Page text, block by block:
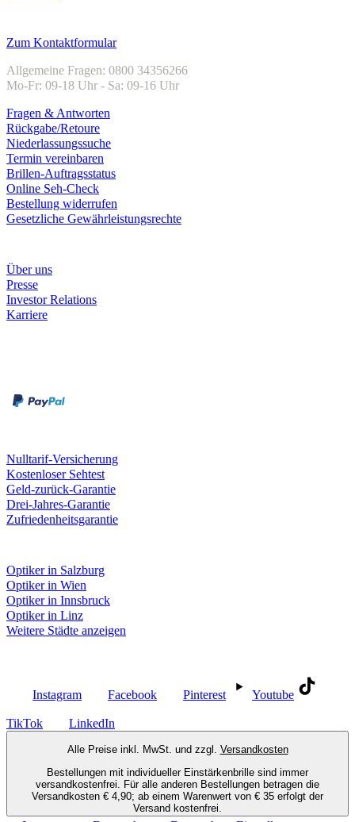
Zum Kontaktformular
Allgemeine Fragen: 0800 34356266
Mo-Fr: 09-18 Uhr - Sa: 09-16 Uhr
Fragen & Antworten
Rückgabe/Retoure
Niederlassungssuche
Termin vereinbaren
Brillen-Auftragsstatus
Online Seh-Check
Bestellung widerrufen
Gesetzliche Gewährleistungsrechte
Über uns
Presse
Investor Relations
Karriere
Nulltarif-Versicherung
Kostenloser Sehtest
Geld-zurück-Garantie
Drei-Jahres-Garantie
Zufriedenheitsgarantie
Optiker in Salzburg
Optiker in Wien
Optiker in Innsbruck
Optiker in Linz
Weitere Städte anzeigen
Instagram Facebook Pinterest Youtube
TikTok LinkedIn
Alle Preise inkl. MwSt. und zzgl. Versandkosten
Bestellungen mit individueller Einstärkenbrille sind immer
versandkostenfrei. Für alle anderen Bestellungen betragen die
Versandkosten € 4,90; ab einem Warenwert von € 35 erfolgt der
Versand kostenfrei.